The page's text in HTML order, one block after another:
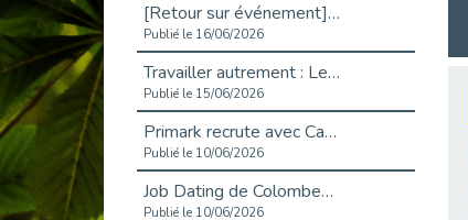
[Retour sur événement] L'inclusion au cœur de la Place de l'Emploi à La Défense !
Publié le 16/06/2026
Travailler autrement : Le défi de l'intégration des maladies chroniques en entreprise
Publié le 15/06/2026
Primark recrute avec Cap Emploi 92, une matinée couronnée de succès !
Publié le 10/06/2026
Job Dating de Colombes – Emploi et Insertion
Publié le 10/06/2026